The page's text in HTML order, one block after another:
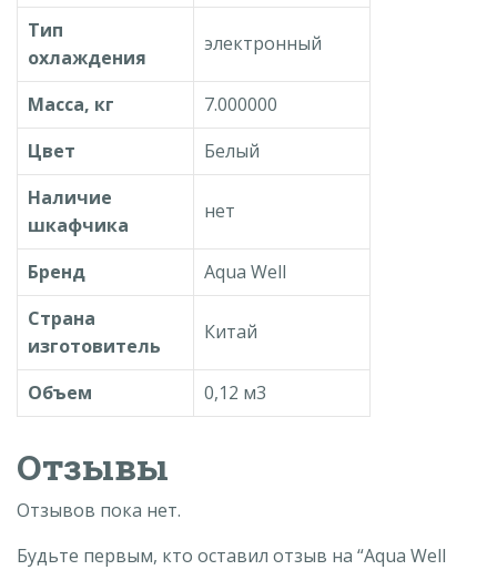
Тип
охлаждения
электронный
Масса, кг
7.000000
Цвет
Белый
Наличие
шкафчика
нет
Бренд Aqua Well
Страна
изготовитель
Китай
Объем 0,12 м3
Отзывы
Отзывов пока нет.
Будьте первым, кто оставил отзыв на “Aqua Well